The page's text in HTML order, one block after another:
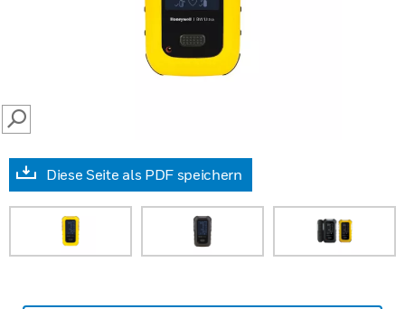
SEARCH
Diese Seite als PDF speichern